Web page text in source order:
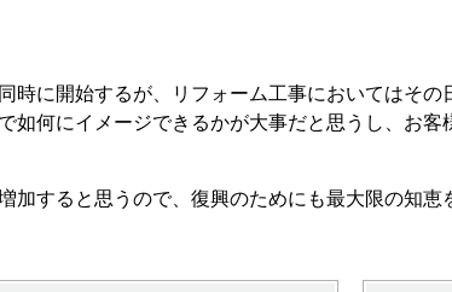
時に開始するが、リフォーム工事においてはそ
如何にイメージできるかが大事だと思うし、お
加すると思うので、復興のためにも最大限の知恵